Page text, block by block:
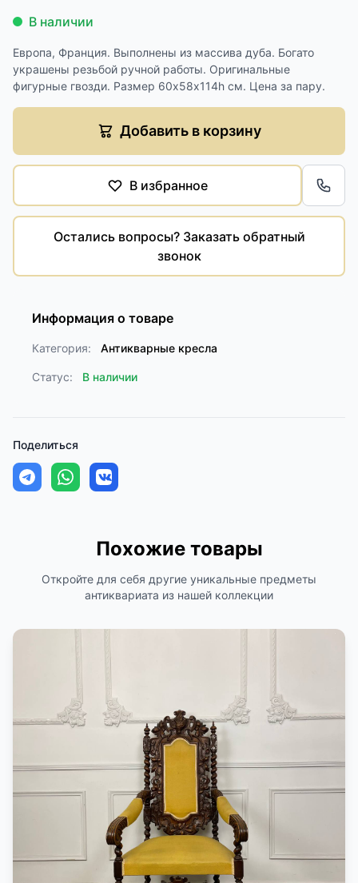
В наличии
Европа, Франция. Выполнены из массива дуба. Богато
украшены резьбой ручной работы. Оригинальные
фигурные гвозди. Размер 60х58х114h см. Цена за пару.
Добавить в корзину
В избранное
Остались вопросы? Заказать обратный
звонок
Информация о товаре
Категория: Антикварные кресла
Статус: В наличии
Поделиться
Похожие товары
Откройте для себя другие уникальные предметы
антиквариата из нашей коллекции